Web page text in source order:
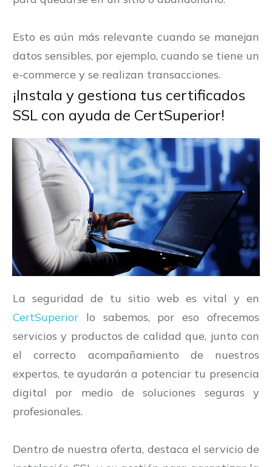
Esto es aún más relevante cuando se manejan
datos sensibles, por ejemplo, cuando se tiene un
e-commerce y se realizan transacciones.
¡Instala y gestiona tus certificados
SSL con ayuda de CertSuperior!
La seguridad de tu sitio web es vital y en
CertSuperior lo sabemos, por eso ofrecemos
servicios y productos de calidad que, junto con
el correcto acompañamiento de nuestros
expertos, te ayudarán a potenciar tu presencia
digital por medio de soluciones seguras y
profesionales.
Dentro de nuestra oferta, destaca el servicio de